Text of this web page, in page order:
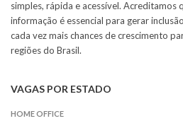
simples, rápida e acessível. Acreditamos
informação é essencial para gerar
cada vez mais chances de crescimento
regiões do Brasil.
VAGAS POR ESTADO
HOME OFFICE